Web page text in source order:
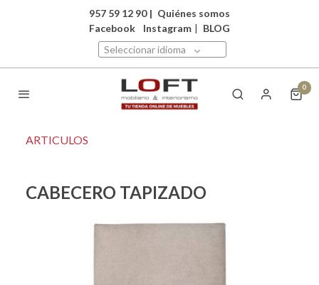
957 59 12 90 | Quiénes somos
Facebook
Instagram | BLOG
Seleccionar idioma
0
ARTICULOS
CABECERO TAPIZADO